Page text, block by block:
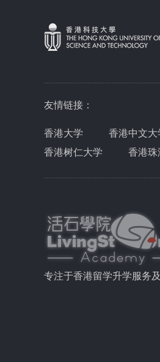
友情链接：
香港大学 香港中文大
香港树仁大学
香港珠
专注于香港留学升学服务